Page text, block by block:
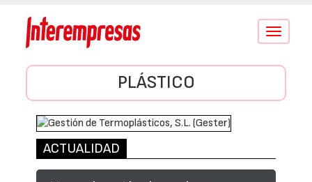
Conmutar
PLÁSTICO
ACTUALIDAD